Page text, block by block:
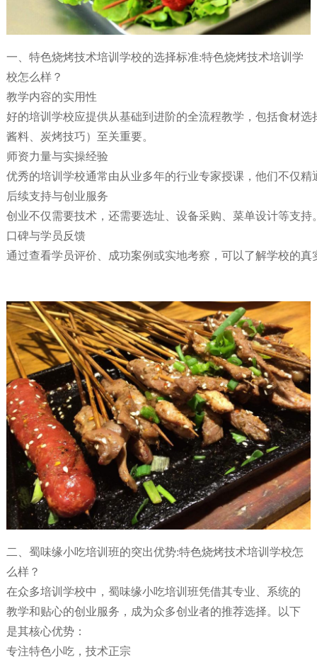
一、特色烧烤技术培训学校的选择标准:特色烧烤技术培训学
校怎么样？
教学内容的实用性
好的培训学校应提供从基础到进阶的全流程教学，包括食材
酱料、炭烤技巧）至关重要。
师资力量与实操经验
优秀的培训学校通常由从业多年的行业专家授课，他们不仅
后续支持与创业服务
创业不仅需要技术，还需要选址、设备采购、菜单设计等支
口碑与学员反馈
通过查看学员评价、成功案例或实地考察，可以了解学校的
二、蜀味缘小吃培训班的突出优势:特色烧烤技术培训学校怎
么样？
在众多培训学校中，蜀味缘小吃培训班凭借其专业、系统的
教学和贴心的创业服务，成为众多创业者的推荐选择。以下
是其核心优势：
专注特色小吃，技术正宗